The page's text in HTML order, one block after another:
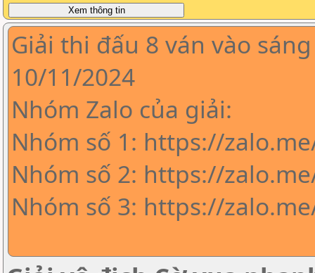
Giải thi đấu 8 ván vào
10/11/2024
Nhóm Zalo của giải:
Nhóm số 1: https://
Nhóm số 2: https://
Nhóm số 3: https://